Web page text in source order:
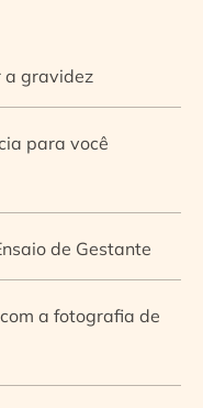
a gravidez
para você
de Gestante
a fotografia de